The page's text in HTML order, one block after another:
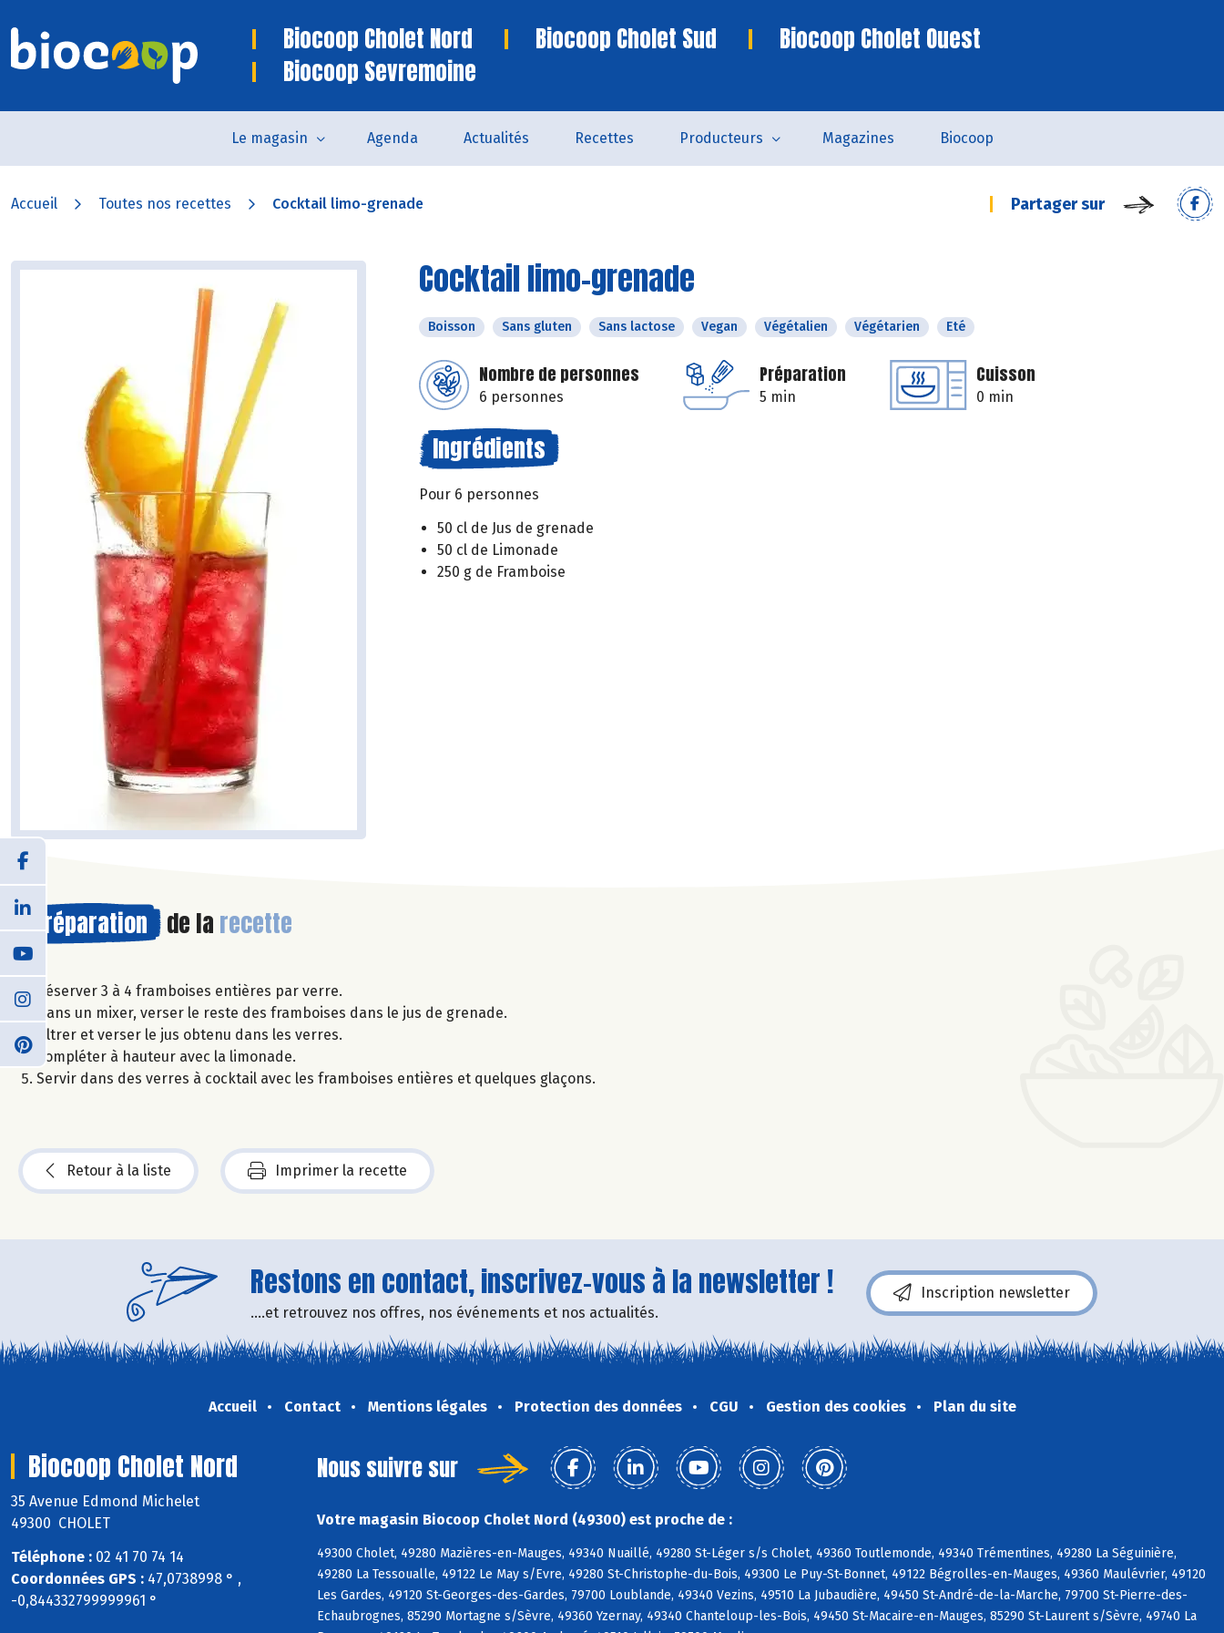
Biocoop Cholet Nord Biocoop Cholet Sud
Biocoop Cholet Ouest
Biocoop Sevremoine
Le magasin Agenda Actualités Recettes Producteurs Magazines Biocoop
Accueil Toutes nos recettes Cocktail limo-grenade Partager sur
Cocktail limo-grenade
Boisson Sans gluten Sans lactose Vegan Végétalien Végétarien Eté
Nombre de personnes
6 personnes
Préparation
5 min
Cuisson
0 min
Ingrédients
Pour 6 personnes
50 cl de Jus de grenade
50 cl de Limonade
250 g de Framboise
Préparation de la recette
Réserver 3 à 4 framboises entières par verre.
Dans un mixer, verser le reste des framboises dans le jus de grenade.
Filtrer et verser le jus obtenu dans les verres.
Compléter à hauteur avec la limonade.
Servir dans des verres à cocktail avec les framboises entières et quelques glaçons.
Retour à la liste Imprimer la recette
Restons en contact, inscrivez-vous à la newsletter !
....et retrouvez nos offres, nos événements et nos actualités.
Inscription newsletter
Accueil Contact Mentions légales Protection des données CGU Gestion des cookies Plan du site
Biocoop Cholet Nord
35 Avenue Edmond Michelet
49300 CHOLET
Téléphone : 02 41 70 74 14
Coordonnées GPS : 47,0738998 ° ,
-0,844332799999961 °
Nous suivre sur
Votre magasin Biocoop Cholet Nord (49300) est proche de :
49300 Cholet, 49280 Mazières-en-Mauges, 49340 Nuaillé, 49280 St-Léger s/s Cholet, 49360 Toutlemonde, 49340 Trémentines, 49280 La Séguinière,
49280 La Tessoualle, 49122 Le May s/Evre, 49280 St-Christophe-du-Bois, 49300 Le Puy-St-Bonnet, 49122 Bégrolles-en-Mauges, 49360 Maulévrier, 49120
Les Gardes, 49120 St-Georges-des-Gardes, 79700 Loublande, 49340 Vezins, 49510 La Jubaudière, 49450 St-André-de-la-Marche, 79700 St-Pierre-des-
Echaubrognes, 85290 Mortagne s/Sèvre, 49360 Yzernay, 49340 Chanteloup-les-Bois, 49450 St-Macaire-en-Mauges, 85290 St-Laurent s/Sèvre, 49740 La